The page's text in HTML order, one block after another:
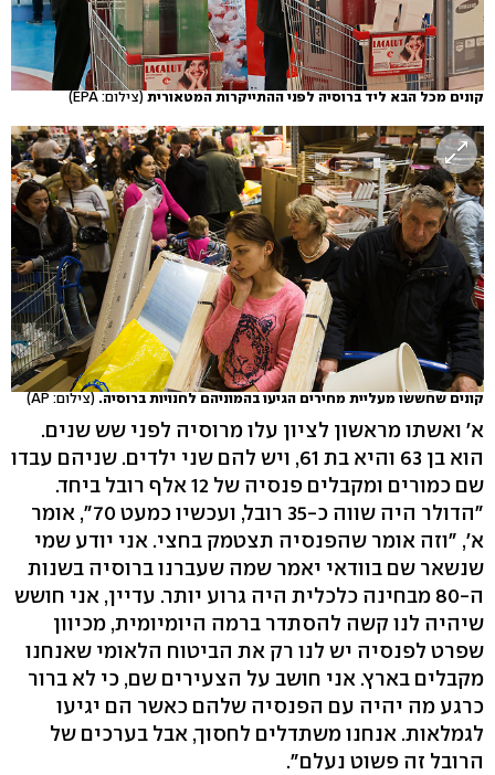
קונים מכל הבא ליד ברוסיה לפני ההתייקרות המטאורית (צילום: EPA)
קונים שחששו מעליית מחירים הגיעו בהמוניהם לחנויות ברוסיה. (צילום: AP)
א' ואשתו מראשון לציון עלו מרוסיה לפני שש שנים.
הוא בן 63 והיא בת 61, ויש להם שני ילדים. שניהם עבדו
שם כמורים ומקבלים פנסיה של 12 אלף רובל ביחד.
"הדולר היה שווה כ-35 רובל, ועכשיו כמעט 70", אומר
א', "וזה אומר שהפנסיה תצטמק בחצי. אני יודע שמי
שנשאר שם בוודאי יאמר שמה שעברנו ברוסיה בשנות
ה-80 מבחינה כלכלית היה גרוע יותר. עדיין, אני חושש
שיהיה לנו קשה להסתדר ברמה היומיומית, מכיוון
שפרט לפנסיה יש לנו רק את הביטוח הלאומי שאנחנו
מקבלים בארץ. אני חושב על הצעירים שם, כי לא ברור
כרגע מה יהיה עם הפנסיה שלהם כאשר הם יגיעו
לגמלאות. אנחנו משתדלים לחסוך, אבל בערכים של
הרובל זה פשוט נעלם".